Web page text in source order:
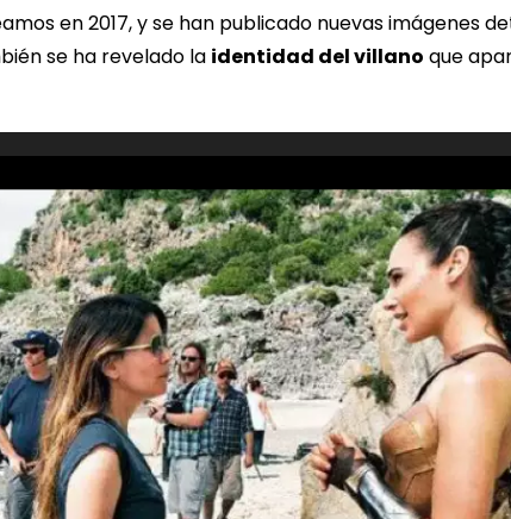
en 2017, y se han publicado nuevas imágenes
se ha revelado la identidad del villano que